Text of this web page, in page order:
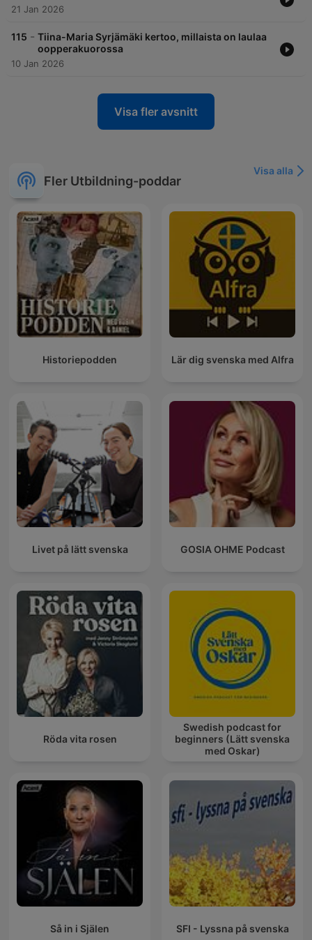
21 Jan 2026
115 - Tiina-Maria Syrjämäki kertoo, millaista on laulaa
oopperakuorossa
10 Jan 2026
Visa fler avsnitt
Fler Utbildning-poddar
Visa alla
Historiepodden Lär dig svenska med Alfra
Livet på lätt svenska GOSIA OHME Podcast
Röda vita rosen
Swedish podcast for
beginners (Lätt svenska
med Oskar)
Så in i Själen SFI - Lyssna på svenska